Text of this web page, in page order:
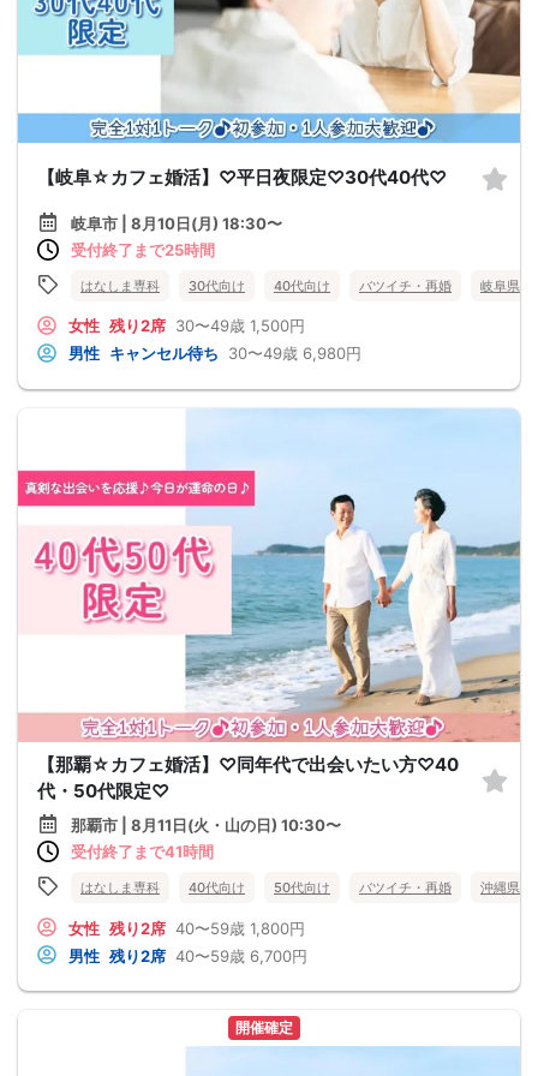
【岐阜☆カフェ婚活】♡平日夜限定♡30代40代♡
岐阜市 | 8月10日(月) 18:30〜
受付終了まで25時間
はなしま専科 30代向け 40代向け バツイチ・再婚 岐阜県
女性 残り2席 30〜49歳 1,500円
男性 キャンセル待ち 30〜49歳 6,980円
【那覇☆カフェ婚活】♡同年代で出会いたい方♡40
代・50代限定♡
那覇市 | 8月11日(火・山の日) 10:30〜
受付終了まで41時間
はなしま専科 40代向け 50代向け バツイチ・再婚 沖縄県
女性 残り2席 40〜59歳 1,800円
男性 残り2席 40〜59歳 6,700円
開催確定